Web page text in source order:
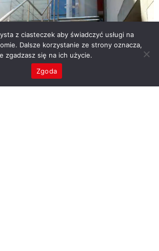
z ciasteczek aby świadczyć usługi na
Dalsze korzystanie ze strony oznacza,
zgadzasz się na ich użycie.
Zgoda